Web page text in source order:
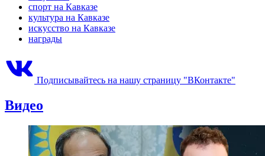
спорт на Кавказе
культура на Кавказе
искусство на Кавказе
награды
Подписывайтесь на нашу страницу "ВКонтакте"
Видео